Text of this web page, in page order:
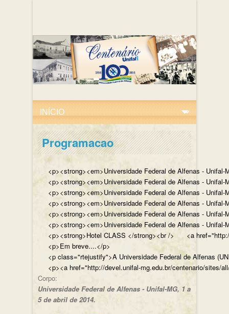
Programacao
<p><strong><em>Universidade Federal de Alfenas -
<p><strong><em>Universidade Federal de Alfenas -
<p><strong><em>Universidade Federal de Alfenas -
<p><strong><em>Universidade Federal de Alfenas -
<p><strong><em>Universidade Federal de Alfenas -
<p><strong><em>Universidade Federal de Alfenas -
<p><strong>Hotel CLASS </strong><br /> <a
<p>Em breve....</p>
<p class="rtejustify">A Universidade Federal de Alfenas
<p><a href="http://devel.unifal-mg.edu.br/centenario/sites/
Corpo:
Universidade Federal de Alfenas - Unifal-MG, 1 a
5 de abril de 2014.